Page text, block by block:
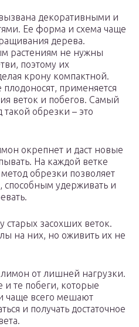
декоративными и
Ее форма и схема чаще
дерева.
растениям не нужны
поэтому их
крону компактной.
применяется
веток и побегов. Самый
обрезки – это
окрепнет и даст новые
На каждой ветке
обрезки позволяет
удерживать и
старых засохших веток.
на них, но оживить их не
от лишней нагрузки.
и те побеги, которые
чаще всего мешают
и получать достаточное